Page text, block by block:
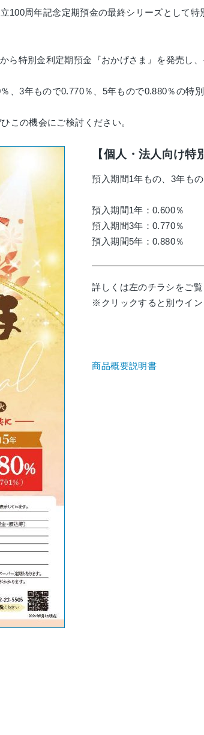
100周年記念定期預金の最終シリーズとして
ら特別金利定期預金『おかげさま』を発売し
％、3年もので0.770％、 5年もので0.880％の特
この機会にご検討ください。
【個人・法人向け特
預入期間1年もの、 3年もの
預入期間1年：0.600％
預入期間3年：0.770％
預入期間5年：0.880％
詳しくは左のチラシをご
※クリックすると別ウイ
商品概要説明書